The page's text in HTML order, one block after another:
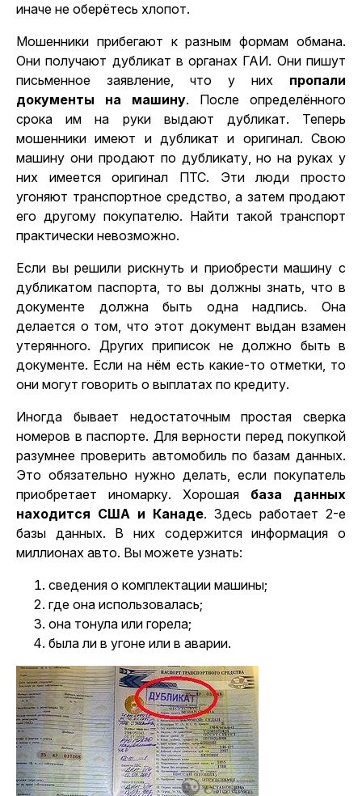
иначе не оберётесь хлопот.
Мошенники прибегают к разным формам обмана.
Они получают дубликат в органах ГАИ. Они пишут
письменное заявление, что у них пропали
документы на машину. После определённого
срока им на руки выдают дубликат. Теперь
мошенники имеют и дубликат и оригинал. Свою
машину они продают по дубликату, но на руках у
них имеется оригинал ПТС. Эти люди просто
угоняют транспортное средство, а затем продают
его другому покупателю. Найти такой транспорт
практически невозможно.
Если вы решили рискнуть и приобрести машину с
дубликатом паспорта, то вы должны знать, что в
документе должна быть одна надпись. Она
делается о том, что этот документ выдан взамен
утерянного. Других приписок не должно быть в
документе. Если на нём есть какие-то отметки, то
они могут говорить о выплатах по кредиту.
Иногда бывает недостаточным простая сверка
номеров в паспорте. Для верности перед покупкой
разумнее проверить автомобиль по базам данных.
Это обязательно нужно делать, если покупатель
приобретает иномарку. Хорошая база данных
находится США и Канаде. Здесь работает 2-е
базы данных. В них содержится информация о
миллионах авто. Вы можете узнать:
сведения о комплектации машины;
где она использовалась;
она тонула или горела;
была ли в угоне или в аварии.